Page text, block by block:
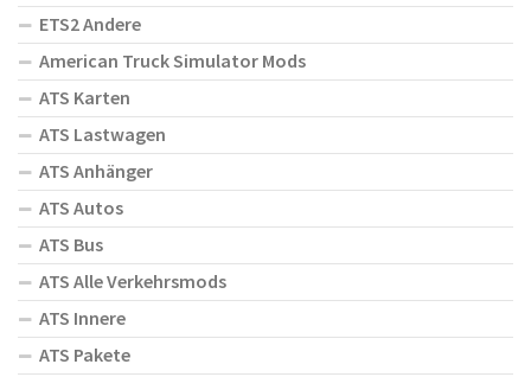
ETS2 Andere
American Truck Simulator Mods
ATS Karten
ATS Lastwagen
ATS Anhänger
ATS Autos
ATS Bus
ATS Alle Verkehrsmods
ATS Innere
ATS Pakete